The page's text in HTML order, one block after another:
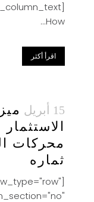
How...
اقرأ أكثر
15 أبريل
محركات
ثماره